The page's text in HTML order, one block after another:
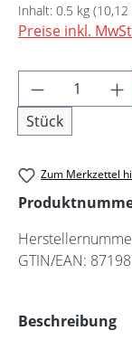
Inhalt: 0.5 kg
Preise inkl.
Produkt
Stück
Zum Merkzettel
GTIN/EAN:
Beschreibung